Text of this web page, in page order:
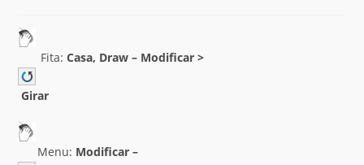
Fita:Casa, Draw – Modificar >
Girar
Menu: Modificar –